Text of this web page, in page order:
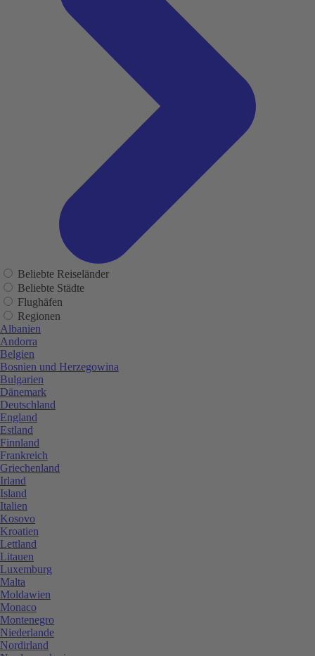
Beliebte Reiseländer
Beliebte Städte
Flughäfen
Regionen
Albanien
Andorra
Belgien
Bosnien und Herzegowina
Bulgarien
Dänemark
Deutschland
England
Estland
Finnland
Frankreich
Griechenland
Irland
Island
Italien
Kosovo
Kroatien
Lettland
Litauen
Luxemburg
Malta
Moldawien
Monaco
Montenegro
Niederlande
Nordirland